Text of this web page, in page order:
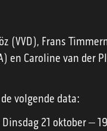
(VVD), Frans
en Caroline van der
volgende data:
21 oktober –